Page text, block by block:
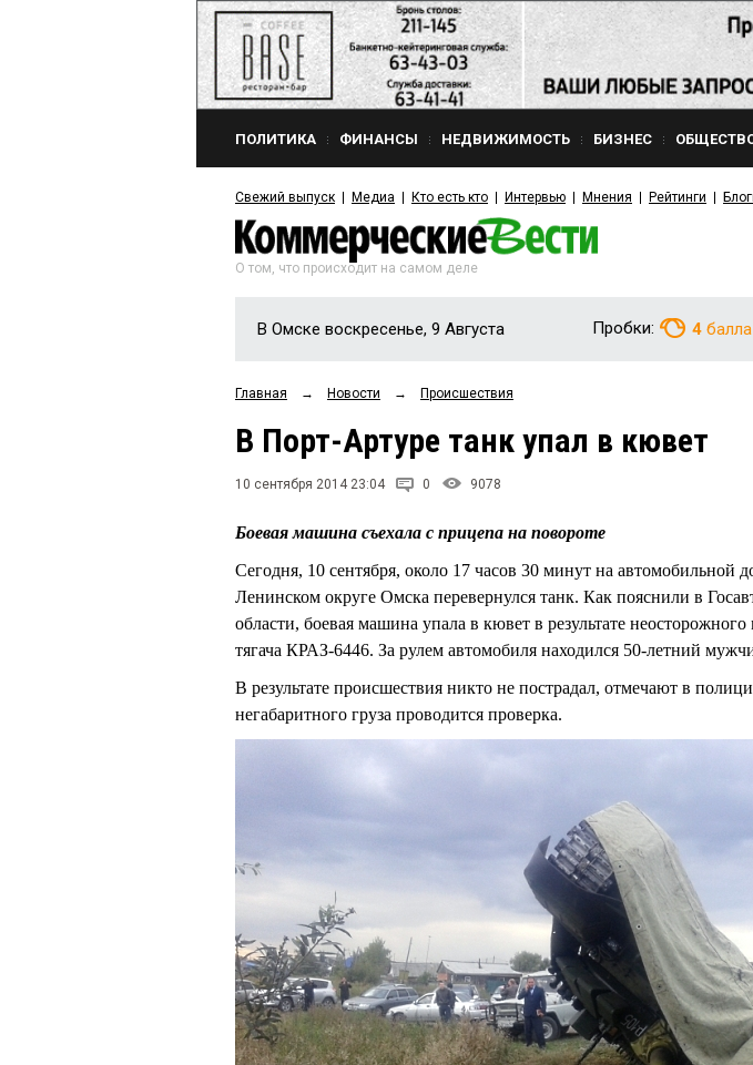
ПОЛИТИКА ФИНАНСЫ НЕДВИЖИМОСТЬ БИЗНЕС
Свежий выпуск Медиа Кто есть кто Интервью Мнения Рейтинги
О том, что происходит на самом деле
В Омске воскресенье, 9 Августа Пробки: 4 балла
Главная → Новости → Происшествия
В Порт-Артуре танк упал в кювет
10 сентября 2014 23:04 0 9078
Боевая машина съехала с прицепа на повороте
Сегодня, 10 сентября, около 17 часов 30 минут на автомобильной
Ленинском округе Омска перевернулся танк. Как пояснили в
области, боевая машина упала в кювет в результате
тягача КРАЗ-6446. За рулем автомобиля находился 50-летний
В результате происшествия никто не пострадал, отмечают в
негабаритного груза проводится проверка.